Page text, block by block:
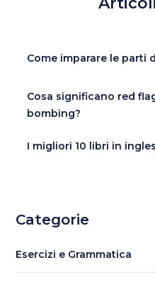
Come imparare le parti
Cosa significano red
bombing?
I migliori 10 libri in
Categorie
Esercizi e Grammatica